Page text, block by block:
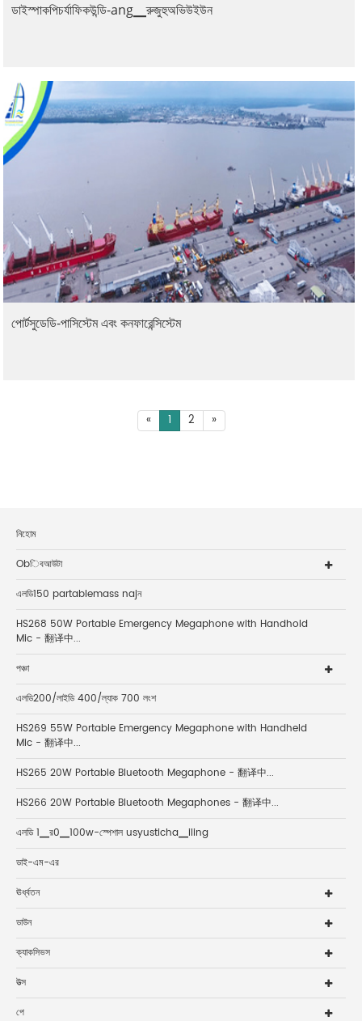
ডাইস্পাকপিচর্যাফিকউন্ডি-ang▁রুজুহুঅভিউইউন
পোর্টসুডেডি-পাসিস্টেম এবং কনফারেন্সিস্টেম
« 1 2 »
নিহোম
Obিবআউটা
এলডি150 partablemass najন
HS268 50W Portable Emergency Megaphone with Handhold
Mic - 翻译中...
পঞ্চা
এলডি200/লাইডি 400/ল্যাক 700 লংশ
HS269 55W Portable Emergency Megaphone with Handheld
Mic - 翻译中...
HS265 20W Portable Bluetooth Megaphone - 翻译中...
HS266 20W Portable Bluetooth Megaphones - 翻译中...
এলডি 1▁র0▁100w-স্পেশাল usyusticha▁iling
ডাই-এম-এর
ঊর্ধ্বতন
ডাউন
ক্যাকসিভস
উত্স
পে